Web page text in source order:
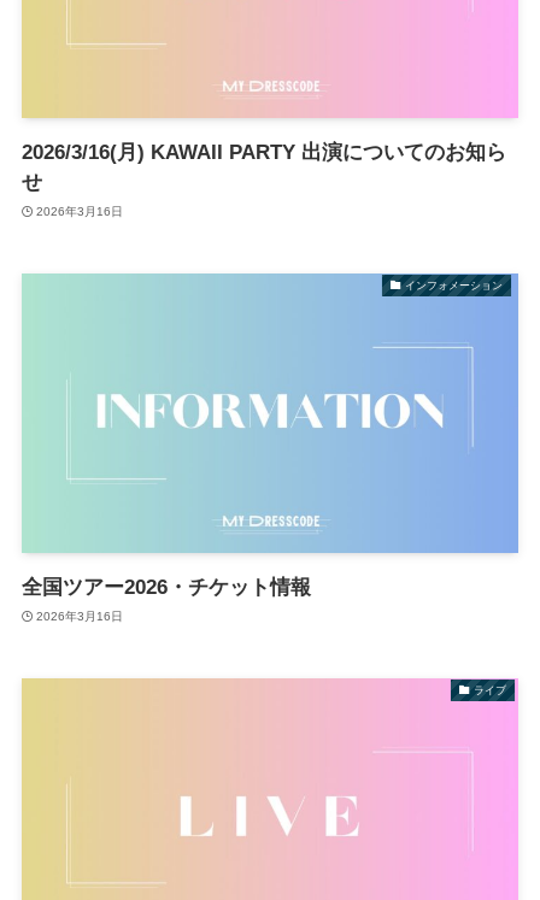
2026/3/16(月) KAWAII PARTY 出演についてのお知ら
せ
2026年3月16日
インフォメーション
全国ツアー2026・チケット情報
2026年3月16日
ライブ